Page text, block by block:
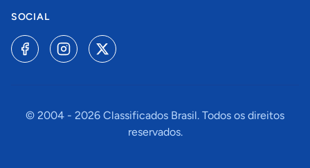
SOCIAL
© 2004 - 2026 Classificados Brasil. Todos os direitos
reservados.